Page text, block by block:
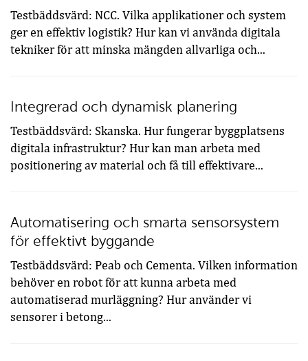
Testbäddsvärd: NCC. Vilka applikationer och system
ger en effektiv logistik? Hur kan vi använda digitala
tekniker för att minska mängden allvarliga och...
Integrerad och dynamisk planering
Testbäddsvärd: Skanska. Hur fungerar byggplatsens
digitala infrastruktur? Hur kan man arbeta med
positionering av material och få till effektivare...
Automatisering och smarta sensorsystem
för effektivt byggande
Testbäddsvärd: Peab och Cementa. Vilken information
behöver en robot för att kunna arbeta med
automatiserad murläggning? Hur använder vi
sensorer i betong...